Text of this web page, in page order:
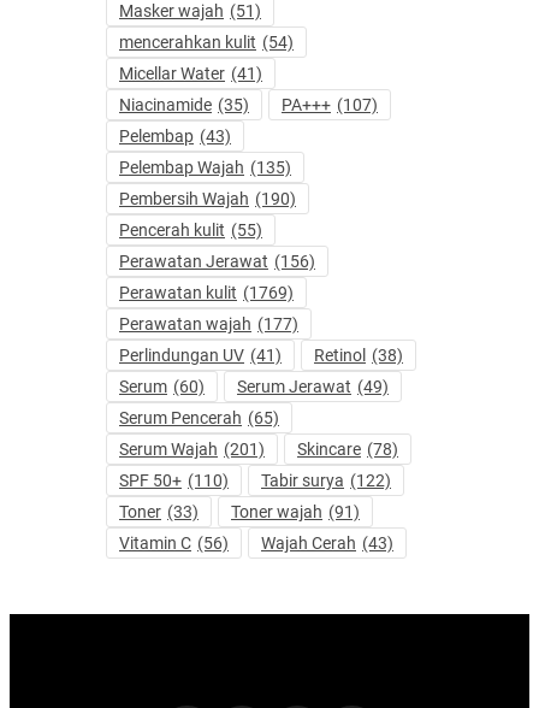
Masker wajah (51)
mencerahkan kulit (54)
Micellar Water (41)
Niacinamide (35) PA+++ (107)
Pelembap (43)
Pelembap Wajah (135)
Pembersih Wajah (190)
Pencerah kulit (55)
Perawatan Jerawat (156)
Perawatan kulit (1769)
Perawatan wajah (177)
Perlindungan UV (41) Retinol (38)
Serum (60) Serum Jerawat (49)
Serum Pencerah (65)
Serum Wajah (201) Skincare (78)
SPF 50+ (110) Tabir surya (122)
Toner (33) Toner wajah (91)
Vitamin C (56) Wajah Cerah (43)